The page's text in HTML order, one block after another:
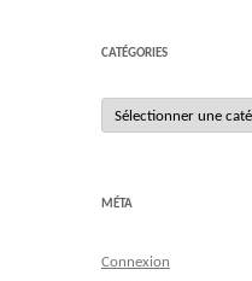
CATÉGORIES
Catégories
MÉTA
Connexion